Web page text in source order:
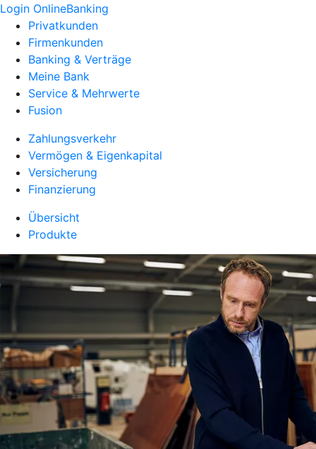
Login OnlineBanking
Privatkunden
Firmenkunden
Banking & Verträge
Meine Bank
Service & Mehrwerte
Fusion
Zahlungsverkehr
Vermögen & Eigenkapital
Versicherung
Finanzierung
Übersicht
Produkte